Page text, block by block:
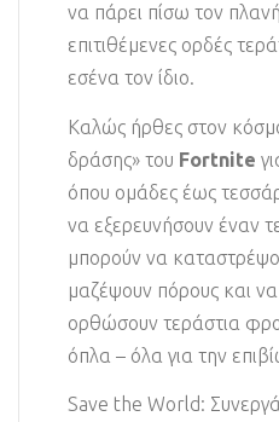
να πάρει πίσω τον
επιτιθέμενες ορδές
εσένα τον ίδιο.
Καλώς ήρθες στον
δράσης» του Fortnite
όπου ομάδες έως
να εξερευνήσουν έναν
μπορούν να
μαζέψουν πόρους και
ορθώσουν τεράστια
όπλα – όλα για την
Save the World: